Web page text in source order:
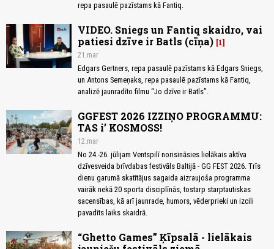
repa pasaulē pazīstams kā Fantiq.
VIDEO. Sniegs un Fantiq skaidro, vai
patiesi dzīve ir Batls (cīņa) 1
21.mar
Edgars Gertners, repa pasaulē pazīstams kā Edgars Sniegs,
un Antons Semeņaks, repa pasaulē pazīstams kā Fantiq,
analizē jaunradīto filmu “Jo dzīve ir Batls”.
GGFEST 2026 IZZIŅO PROGRAMMU:
TAS i’ KOSMOSS!
12.mar
No 24.-26. jūlijam Ventspilī norisināsies lielākais aktīva
dzīvesveida brīvdabas festivāls Baltijā - GG FEST 2026. Trīs
dienu garumā skatītājus sagaida aizraujoša programma
vairāk nekā 20 sporta disciplīnās, tostarp starptautiskas
sacensības, kā arī jaunrade, humors, vēderprieki un izcili
pavadīts laiks skaidrā.
“Ghetto Games” Ķīpsalā - lielākais